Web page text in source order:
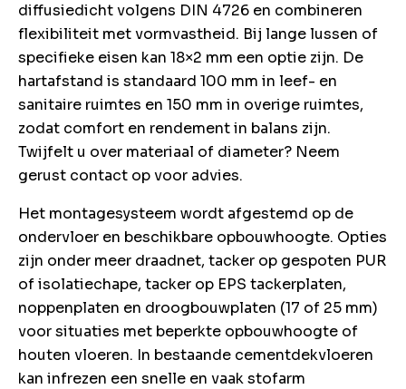
diffusiedicht volgens DIN 4726 en combineren
flexibiliteit met vormvastheid. Bij lange lussen of
specifieke eisen kan 18×2 mm een optie zijn. De
hartafstand is standaard 100 mm in leef- en
sanitaire ruimtes en 150 mm in overige ruimtes,
zodat comfort en rendement in balans zijn.
Twijfelt u over materiaal of diameter? Neem
gerust contact op voor advies.
Het montagesysteem wordt afgestemd op de
ondervloer en beschikbare opbouwhoogte. Opties
zijn onder meer draadnet, tacker op gespoten PUR
of isolatiechape, tacker op EPS tackerplaten,
noppenplaten en droogbouwplaten (17 of 25 mm)
voor situaties met beperkte opbouwhoogte of
houten vloeren. In bestaande cementdekvloeren
kan infrezen een snelle en vaak stofarm